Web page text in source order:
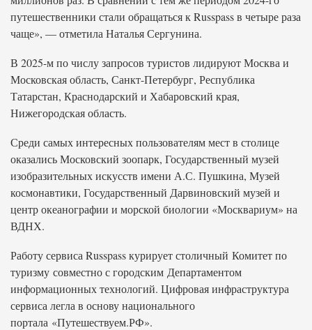
путешественники стали обращаться к Russpass в четыре раза
чаще», — отметила Наталья Сергунина.
В 2025-м по числу запросов туристов лидируют Москва и
Московская область, Санкт-Петербург, Республика
Татарстан, Краснодарский и Хабаровский края,
Нижегородская область.
Среди самых интересных пользователям мест в столице
оказались Московский зоопарк, Государственный музей
изобразительных искусств имени А.С. Пушкина, Музей
космонавтики, Государственный Дарвиновский музей и
центр океанографии и морской биологии «Москвариум» на
ВДНХ.
Работу сервиса Russpass курирует столичный Комитет по
туризму совместно с городским Департаментом
информационных технологий. Цифровая инфраструктура
сервиса легла в основу национального
портала «Путешествуем.РФ».